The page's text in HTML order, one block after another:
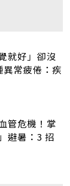
就好」卻沒
常疲倦：疾
管危機！掌
避暑：3 招